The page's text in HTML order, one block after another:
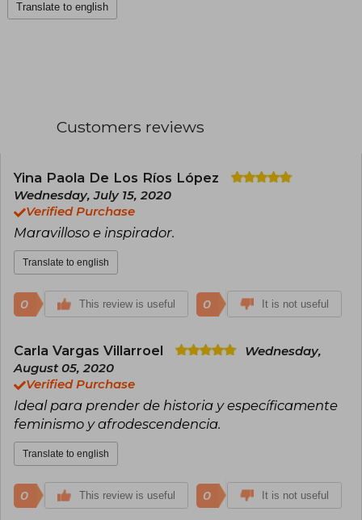
Translate to english
Customers reviews
Yina Paola De Los Ríos López
Wednesday, July 15, 2020
Verified Purchase
Maravilloso e inspirador.
Translate to english
0 This review is useful 0 It is not useful
Carla Vargas Villarroel
Wednesday,
August 05, 2020
Verified Purchase
Ideal para prender de historia y específicamente
feminismo y afrodescendencia.
Translate to english
0 This review is useful 0 It is not useful